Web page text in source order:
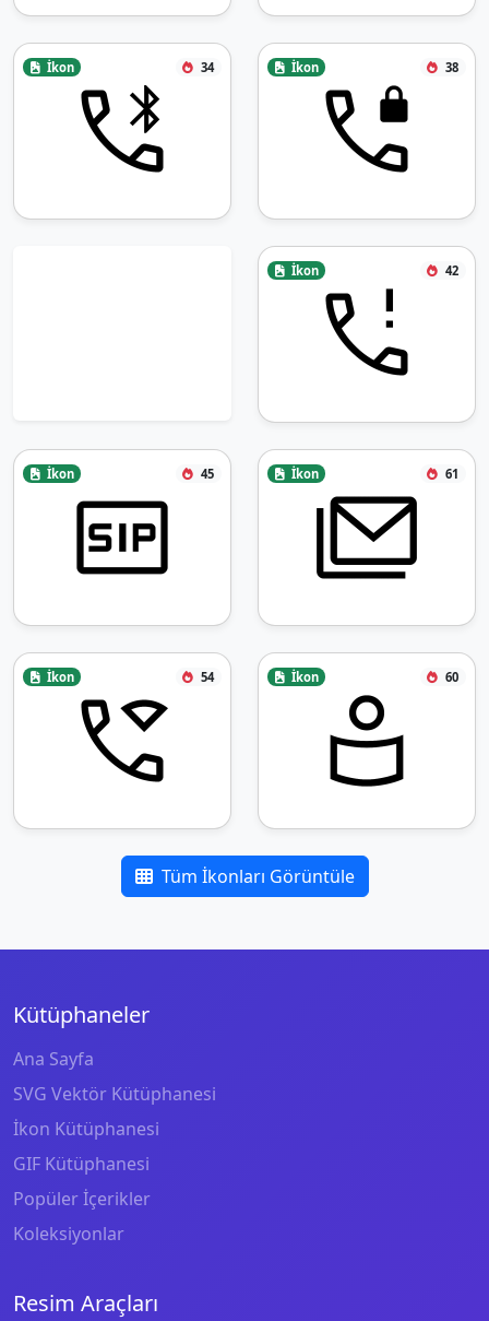
İkon 34 İkon 38
İkon 42
İkon 45 İkon 61
İkon 54 İkon 60
Tüm İkonları Görüntüle
Kütüphaneler
Ana Sayfa
SVG Vektör Kütüphanesi
İkon Kütüphanesi
GIF Kütüphanesi
Popüler İçerikler
Koleksiyonlar
Resim Araçları